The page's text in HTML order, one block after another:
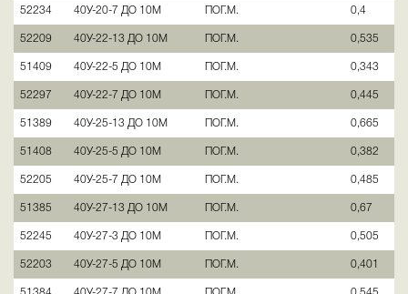
52234 40У-20-7 ДО 10М ПОГ.М. 0,4
52209 40У-22-13 ДО 10М ПОГ.М. 0,535
51409 40У-22-5 ДО 10М ПОГ.М. 0,343
52297 40У-22-7 ДО 10М ПОГ.М. 0,445
51389 40У-25-13 ДО 10М ПОГ.М. 0,665
51408 40У-25-5 ДО 10М ПОГ.М. 0,382
52205 40У-25-7 ДО 10М ПОГ.М. 0,485
51385 40У-27-13 ДО 10М ПОГ.М. 0,67
52245 40У-27-3 ДО 10М ПОГ.М. 0,505
52203 40У-27-5 ДО 10М ПОГ.М. 0,401